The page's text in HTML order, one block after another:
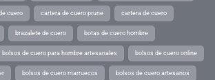
cuero cartera de cuero prune cartera de cuero
brazalete de cuero botas de cuero hombre
bolsos de cuero para hombre artesanales bolsos de cuero online
bolsos de cuero marruecos bolsos de cuero artesanos